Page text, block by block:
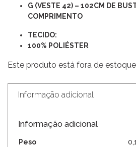
G (VESTE 42) – 102CM DE
COMPRIMENTO
TECIDO:
100% POLIÉSTER
Este produto está fora de
Informação adicional
Informação adicional
Peso